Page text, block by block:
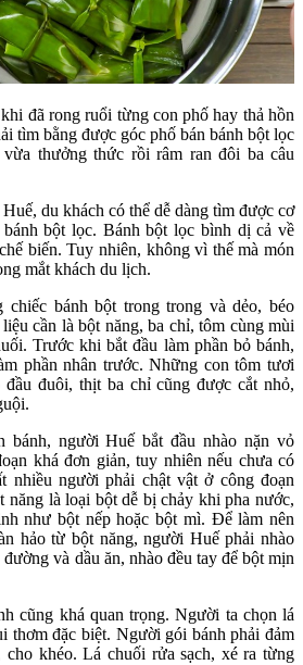
đã rong ruổi từng con phố hay thả hồn
tìm bằng được góc phố bán bánh bột lọc
thưởng thức rồi râm ran đôi ba câu
du khách có thể dễ dàng tìm được cơ
bột lọc. Bánh bột lọc bình dị cả về
biến. Tuy nhiên, không vì thế mà món
mắt khách du lịch.
bánh bột trong trong và dẻo, béo
cần là bột năng, ba chỉ, tôm cùng mùi
Trước khi bắt đầu làm phần bỏ bánh,
phần nhân trước. Những con tôm tươi
đuôi, thịt ba chỉ cũng được cắt nhỏ,
bánh, người Huế bắt đầu nhào nặn vỏ
khá đơn giản, tuy nhiên nếu chưa có
nhiều người phải chật vật ở công đoạn
là loại bột dễ bị chảy khi pha nước,
như bột nếp hoặc bột mì. Để làm nên
hảo từ bột năng, người Huế phải nhào
và dầu ăn, nhào đều tay để bột mịn
cũng khá quan trọng. Người ta chọn lá
thơm đặc biệt. Người gói bánh phải đảm
cho khéo. Lá chuối rửa sạch, xé ra từng